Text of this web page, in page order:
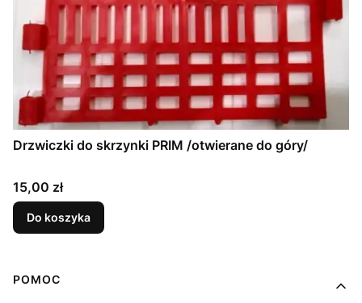
Drzwiczki do skrzynki PRIM /otwierane do góry/
Cena
15,00 zł
Do koszyka
Linki w stopce
POMOC